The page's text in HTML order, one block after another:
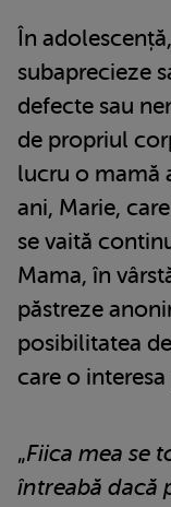
În
subaprecieze
defecte sau
de propriul
lucru o mamă
ani, Marie,
se vaită
Mama, în
păstreze
posibilitatea
care o
„Fiica mea se
întreabă dacă